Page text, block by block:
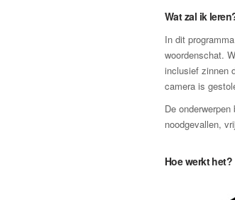
Wat zal ik
In dit
woordenschat.
inclusief zinnen
camera is
De
noodgevallen,
Hoe werkt het?